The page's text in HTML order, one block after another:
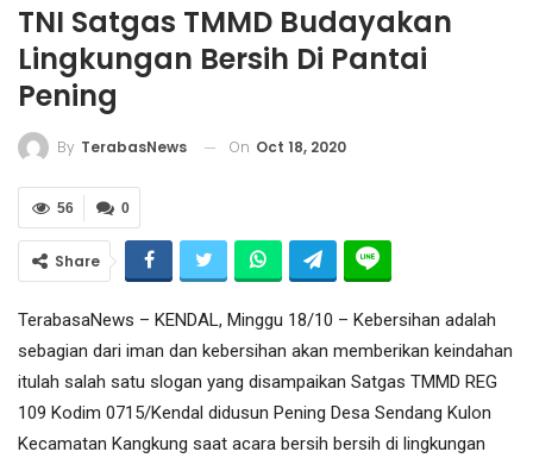
TNI Satgas TMMD Budayakan
Lingkungan Bersih Di Pantai
Pening
By TerabasNews On Oct 18, 2020
0
56
Share
TerabasaNews – KENDAL, Minggu 18/10 – Kebersihan adalah
sebagian dari iman dan kebersihan akan memberikan keindahan
itulah salah satu slogan yang disampaikan Satgas TMMD REG
109 Kodim 0715/Kendal didusun Pening Desa Sendang Kulon
Kecamatan Kangkung saat acara bersih bersih di lingkungan